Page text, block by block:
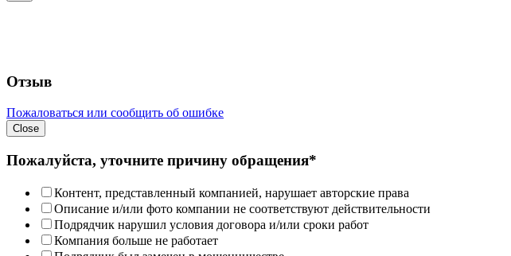
Отзыв
Пожаловаться или сообщить об ошибке
Close
Пожалуйста, уточните причину обращения*
Контент, представленный компанией, нарушает авторские права
Описание и/или фото компании не соответствуют действительности
Подрядчик нарушил условия договора и/или сроки работ
Компания больше не работает